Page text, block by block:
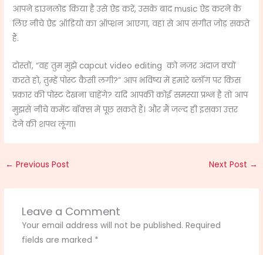
आपने डाउनलोड किया है उसे ऐड करें, उसके बाद music ऐड करने के
लिए नीचे ऐड ऑडियो का ऑप्शन आएगा, वहां से आप संगीत जोड़ सकते
हैं.
दोस्तों, “वह तुम मुझे capcut video editing को नजर अंदाज क्यों
करते हो, तुम्हें पोस्ट कैसी लगी?” आप भविष्य में हमारे ब्लॉग पर किस
प्रकार की पोस्ट देखना चाहेंगे? यदि आपकी कोई समस्या प्रश्न है तो आप
मुझसे नीचे कमेंट बॉक्स में पूछ सकते हैं। और मैं जल्द ही इसका उत्तर
देने की शपथ लूंगा।
← Previous Post Next Post →
Leave a Comment
Your email address will not be published. Required
fields are marked *